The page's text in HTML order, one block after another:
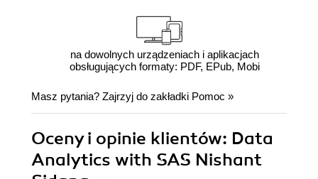
na dowolnych urządzeniach i aplikacjach
obsługujących formaty: PDF, EPub, Mobi
Masz pytania? Zajrzyj do zakładki Pomoc »
Oceny i opinie klientów: Data
Analytics with SAS Nishant